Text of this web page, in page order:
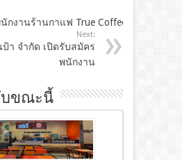
กงานร้านกาแฟ True Coffee
Next:
า จำกัด เปิดรับสมัคร
พนักงาน
บขณะนี้